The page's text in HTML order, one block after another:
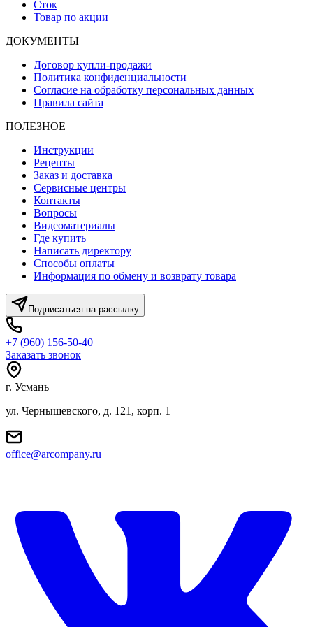
Сток
Товар по акции
ДОКУМЕНТЫ
Договор купли-продажи
Политика конфиденциальности
Согласие на обработку персональных данных
Правила сайта
ПОЛЕЗНОЕ
Инструкции
Рецепты
Заказ и доставка
Сервисные центры
Контакты
Вопросы
Видеоматериалы
Где купить
Написать директору
Способы оплаты
Информация по обмену и возврату товара
Подписаться на рассылку
+7 (960) 156-50-40
Заказать звонок
г. Усмань
ул. Чернышевского, д. 121, корп. 1
office@arcompany.ru